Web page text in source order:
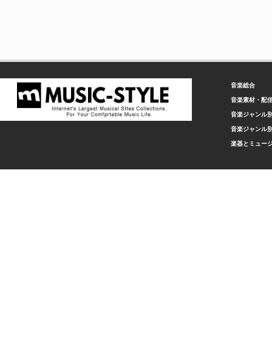
音楽総合
音楽素材・配
音楽ジャンル
音楽ジャンル
楽器とミュー